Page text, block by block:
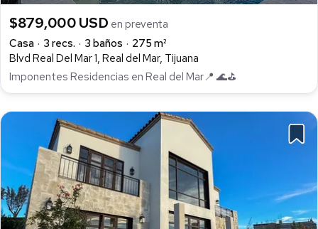
$879,000 USD en preventa
Casa
3 recs. 3 baños
275 m²
Blvd Real Del Mar 1, Real del Mar, Tijuana
Imponentes Residencias en Real del Mar📍 🌊⛳️